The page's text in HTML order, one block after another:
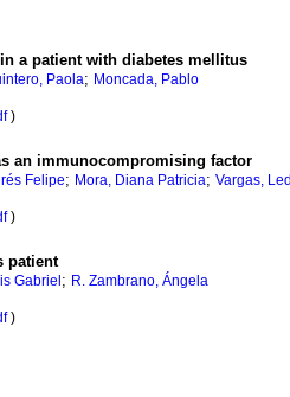
a patient with diabetes mellitus
Paola; Moncada, Pablo
)
an immunocompromising factor
Felipe; Mora, Diana Patricia; Vargas,
)
patient
Gabriel ; R. Zambrano, Ángela
)